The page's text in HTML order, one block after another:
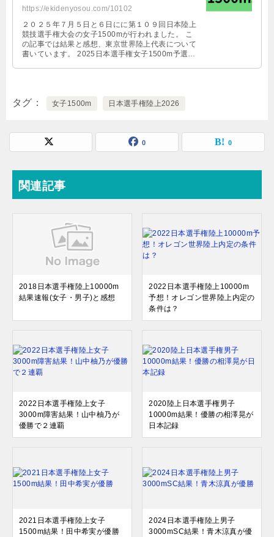
https://ekidenyosou.com/10102
２０２５年７月５日と６日にに第１０９回日本陸上
競技選手権大会の女子1500mが行われました。 こ
の記事では結果と感想、東京世界陸上代表について
書いています。 2025日本選手権女子1500m予選結
タグ 女子1500m 日本選手権陸上2026
0 0
関連記事
2018日本選手権陸上10000m
結果速報(女子・男子)と感想
2022日本選手権陸上10000m
予想！オレゴン世界陸上内定の
条件は？
2022日本選手権陸上女子
3000m障害結果！山中柚乃が
優勝で２連覇
2020陸上日本選手権男子
10000m結果！優勝の相澤晃が
日本記録
2021日本選手権陸上女子
1500m結果！田中希実が優勝
2024日本選手権陸上男子
3000mSC結果！青木涼真が優